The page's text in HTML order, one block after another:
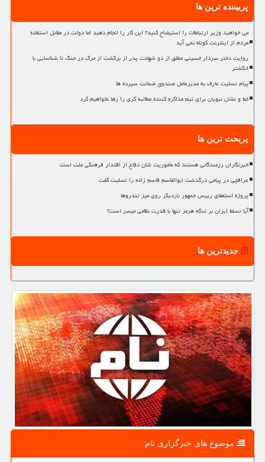
پربیننده ترین ها
می خواهید وزیر ارتباطات را استیضاح کنید؟ این کار را انجام دهید اما دولت در مقابل استفاده
مردم از اینترنت کوتاه نمی آید
روایت دختر سردار حسینی مطلق از دو شهادت پدر از برگشت از مرگ در جنگ تا شناسایی با
انگشتر
پیام تسلیت عارف به مدیرعامل صندوق ضمانت سپرده ها
خط و نشان نبویان برای تیم مذاکره کننده مطالبه گری را رها نخواهیم کرد
پربحث ترین ها
خبرنگاران رزمندگانی هستند که مأموریت شان دفاع از اقتدار فرهنگی ملت است
عراقچی در پیامی درگذشت ابوالقاسم قاسم زاده را تسلیت گفت
پروژه استعفای رییس جمهور باردیگر روی میز تندروها
آیا تسلط ایران بر تنگه هرمز تنها با قدرت نظامی میسر است؟
جدیدترین ها
موضوع های خبرگزاری نام